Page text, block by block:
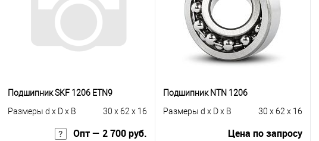
Подшипник SKF 1206 ETN9
Размеры d x D x B
30 x 62 x 16
Опт — 2 700 руб.
Подшипник NTN 1206
Размеры d x D x B
30 x 62 x 16
Цена по запросу